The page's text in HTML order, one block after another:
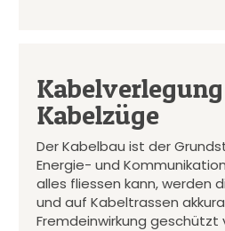
Kabelzüge
Der Kabelbau ist der
Energie- und
alles fliessen kann, werden
und auf Kabeltrassen
Fremdeinwirkung geschützt